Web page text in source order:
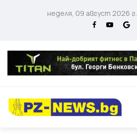
неделя, 09 август 2026 г.